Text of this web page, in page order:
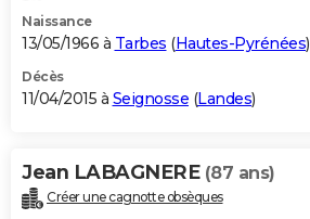
Naissance
13/05/1966 à Tarbes (Hautes-Pyrénées)
Décès
11/04/2015 à Seignosse (Landes)
Jean LABAGNERE (87 ans)
Créer une cagnotte obsèques